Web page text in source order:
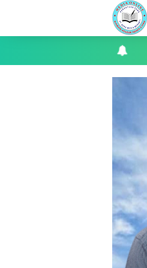
Teluk
F-
Saat
Wabup
Usut